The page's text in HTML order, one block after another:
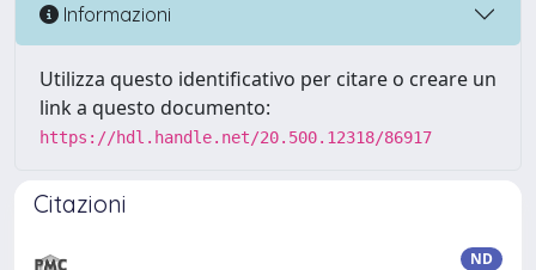
Informazioni
Utilizza questo identificativo per citare o creare un
link a questo documento:
https://hdl.handle.net/20.500.12318/86917
Citazioni
ND